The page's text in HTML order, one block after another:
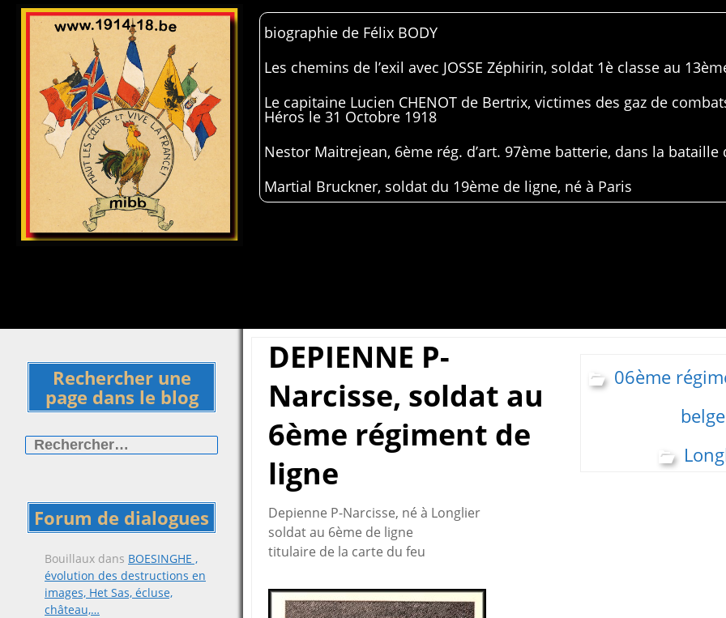
biographie de Félix BODY
Les chemins de l’exil avec JOSSE Zéphirin, soldat 1è classe au
Le capitaine Lucien CHENOT de Bertrix, victimes des gaz de
Héros le 31 Octobre 1918
Nestor Maitrejean, 6ème rég. d’art. 97ème batterie, dans la bataille
Martial Bruckner, soldat du 19ème de ligne, né à Paris
Rechercher une
page dans le blog
Forum de dialogues
Bouillaux dans BOESINGHE ,
évolution des destructions en
images, Het Sas, écluse,
château,…
06ème
belge
DEPIENNE P-
Narcisse, soldat au
6ème régiment de
ligne
Depienne P-Narcisse, né à Longlier
soldat au 6ème de ligne
titulaire de la carte du feu